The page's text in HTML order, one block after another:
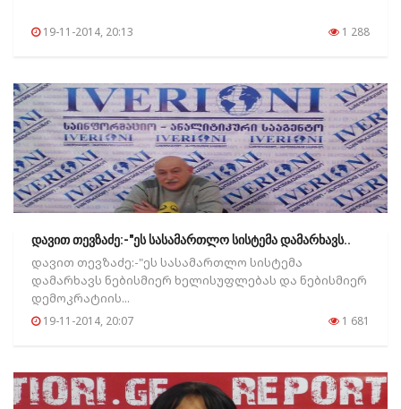
19-11-2014, 20:13 1 288
დავით თევზაძე:-"ეს სასამართლო სისტემა დამარხავს..
დავით თევზაძე:-"ეს სასამართლო სისტემა
დამარხავს ნებისმიერ ხელისუფლებას და ნებისმიერ
დემოკრატიის...
19-11-2014, 20:07 1 681